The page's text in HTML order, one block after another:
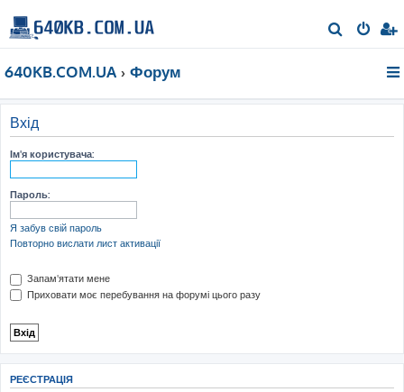
о
640KB.COM.UA Форум
Вхід
Ім'я користувача:
Пароль:
Я забув свій пароль
Повторно вислати лист активації
Запам'ятати мене
Приховати моє перебування на форумі цього разу
РЕЄСТРАЦІЯ